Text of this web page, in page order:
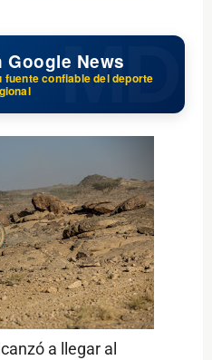
News
confiable del deporte
a llegar al